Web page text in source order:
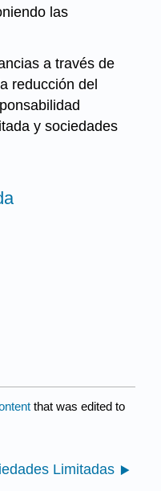
las
a través de
reducción del
y sociedades
that was edited to
Limitadas